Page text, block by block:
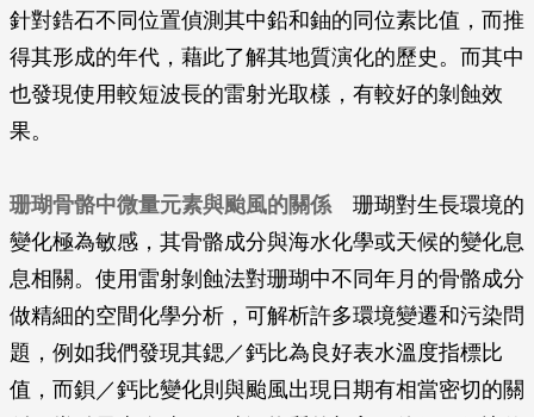
針對鋯石不同位置偵測其中鉛和鈾的同位素比值，而推
得其形成的年代，藉此了解其地質演化的歷史。而其中
也發現使用較短波長的雷射光取樣，有較好的剝蝕效
果。
珊瑚骨骼中微量元素與颱風的關係珊瑚對生長環境的
變化極為敏感，其骨骼成分與海水化學或天候的變化息
息相關。使用雷射剝蝕法對珊瑚中不同年月的骨骼成分
做精細的空間化學分析，可解析許多環境變遷和污染問
題，例如我們發現其鍶／鈣比為良好表水溫度指標比
值，而鋇／鈣比變化則與颱風出現日期有相當密切的關